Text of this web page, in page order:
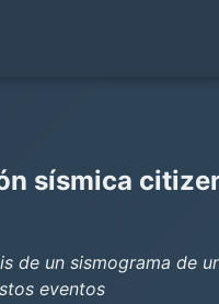
sísmica
de un sismograma de
eventos